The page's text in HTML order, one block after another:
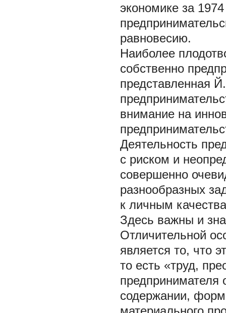
экономике за
равновесию.
Наиболее
собственно
представленная
внимание на
Деятельность
с риском и
совершенно
разнообразных
к личным
Здесь важны и
Отличительной
является то, что
то есть «труд,
предпринимателя
содержании,